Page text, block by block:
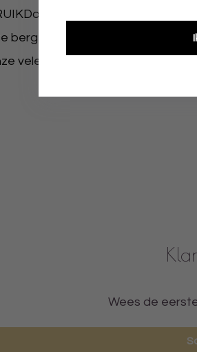
onze gaatjes in de
bergen in een mooie map zodat
vele ontwerpen welke
Wees de